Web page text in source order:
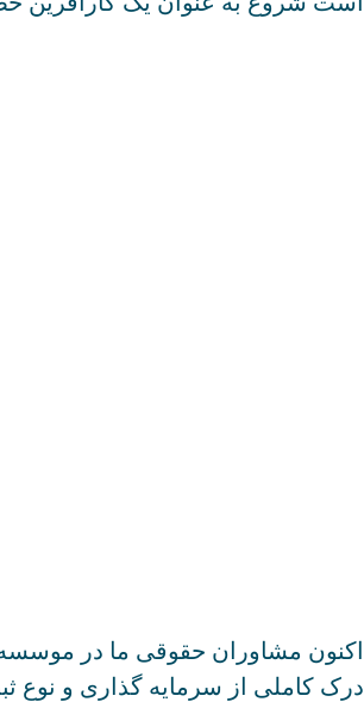
اکنون مشاوران حقوقی ما در موسسه
درک کاملی از سرمایه گذاری و نوع